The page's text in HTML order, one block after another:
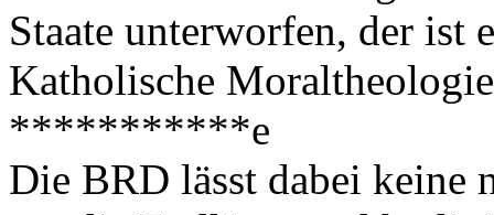
Staate unterworfen, der ist
Katholische
***********e
Die BRD lässt dabei keine